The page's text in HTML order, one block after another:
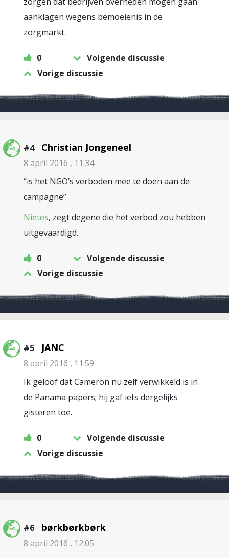
aanklagen wegens bemoeienis in de
zorgmarkt.
0
Volgende discussie
Vorige discussie
#4 Christian Jongeneel
8 april 2016 , 11:34
“is het NGO’s verboden mee te doen aan de
campagne”
Nietes, zegt degene die het verbod zou hebben
uitgevaardigd.
0
Volgende discussie
Vorige discussie
#5 JANC
8 april 2016 , 11:59
Ik geloof dat Cameron nu zelf verwikkeld is in
de Panama papers; hij gaf iets dergelijks
gisteren toe.
0
Volgende discussie
Vorige discussie
#6 børkbørkbørk
8 april 2016 , 12:05